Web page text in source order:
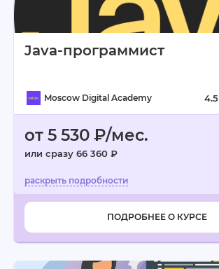
Java-программист
Moscow Digital Academy 4.5
от 5 530 ₽/мес.
или сразу 66 360 ₽
ПОДРОБНЕЕ О КУРСЕ